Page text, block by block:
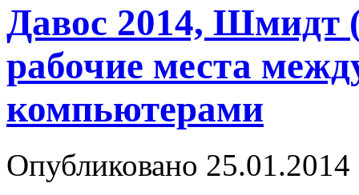
Давос 2014, Шмидт
рабочие места
компьютерами
Опубликовано